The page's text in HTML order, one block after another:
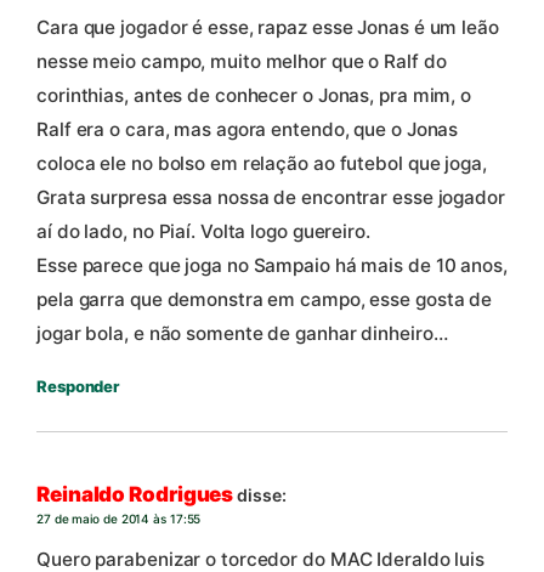
Cara que jogador é esse, rapaz esse Jonas é um leão
nesse meio campo, muito melhor que o Ralf do
corinthias, antes de conhecer o Jonas, pra mim, o
Ralf era o cara, mas agora entendo, que o Jonas
coloca ele no bolso em relação ao futebol que joga,
Grata surpresa essa nossa de encontrar esse jogador
aí do lado, no Piaí. Volta logo guereiro.
Esse parece que joga no Sampaio há mais de 10 anos,
pela garra que demonstra em campo, esse gosta de
jogar bola, e não somente de ganhar dinheiro…
Responder
Reinaldo Rodriguesdisse:
27 de maio de 2014 às 17:55
Quero parabenizar o torcedor do MAC Ideraldo luis